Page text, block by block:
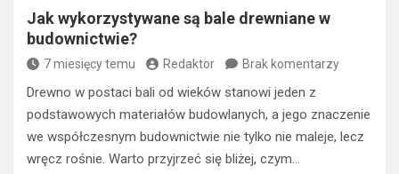
Jak wykorzystywane są bale drewniane w
budownictwie?
7 miesięcy temu Redaktor Brak komentarzy
Drewno w postaci bali od wieków stanowi jeden z
podstawowych materiałów budowlanych, a jego znaczenie
we współczesnym budownictwie nie tylko nie maleje, lecz
wręcz rośnie. Warto przyjrzeć się bliżej, czym…